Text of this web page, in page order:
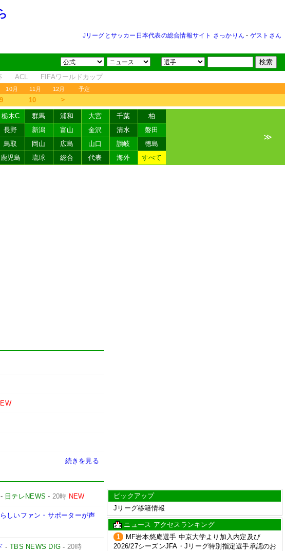
Jリーグとサッカー日本代表の総合情報サイト さっかりん - ゲストさん
ACL FIFAワールドカップ
10月 11月 12月 予定
9 10 ＞
栃木C 群馬 浦和 大宮 千葉
柏
長野 新潟 富山 金沢 清水
磐田
鳥取 岡山 広島 山口 讃岐
徳島
鹿児島 琉球 総合 代表 海外 すべて
≫
続きを見る
- 日テレNEWS - 20時 NEW
しいファン・サポーターが声
- TBS NEWS DIG - 20時
ピックアップ
Jリーグ移籍情報
ニュース アクセスランキング
1
MF岩本悠庵選手 中京大学より加入内定及び
2026/27シーズンJFA・Jリーグ特別指定選手承認のお